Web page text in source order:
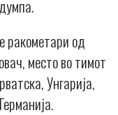
ракометари од
место во тимот
Унгарија,